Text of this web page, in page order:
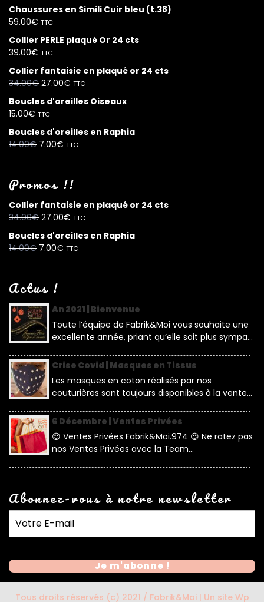
Chaussures en Simili Cuir bleu (t.38)
59.00€ TTC
Collier PERLE plaqué Or 24 cts
39.00€ TTC
Collier fantaisie en plaqué or 24 cts
34.00€ 27.00€ TTC
Boucles d'oreilles Oiseaux
15.00€ TTC
Boucles d'oreilles en Raphia
14.00€ 7.00€ TTC
Promos !!
Collier fantaisie en plaqué or 24 cts
34.00€ 27.00€ TTC
Boucles d'oreilles en Raphia
14.00€ 7.00€ TTC
Actus !
An 2021 | Bienvenue
Toute l’équipe de Fabrik&Moi vous souhaite une
excellente année, priant qu’elle soit plus sympa...
Crise Covid | Masques en Tissus
Les masques en coton réalisés par nos
couturières sont toujours disponibles à la vente...
6 Décembre | Ventes Privées
😍 Ventes Privées Fabrik&Moi.974 😍 Ne ratez pas
nos Ventes Privées avec la Team...
Abonnez-vous à notre newsletter
Tous droits réservés (c) 2021 / Fabrik&Moi | Un site Wp